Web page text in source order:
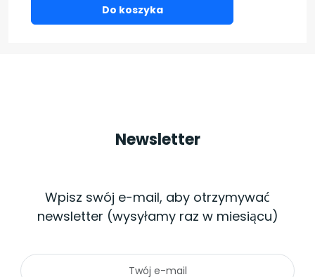
Do koszyka
Newsletter
Wpisz swój e-mail, aby otrzymywać
newsletter (wysyłamy raz w miesiącu)